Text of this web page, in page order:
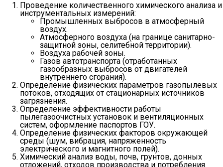
Проведение количественного химического анализа и
инструментальных измерений:
Промышленных выбросов в атмосферный
воздух.
Атмосферного воздуха (на границе санитарно-
защитной зоны, селитебной территории).
Воздуха рабочей зоны.
Газов автотранспорта (отработанных
газообразных выбросов от двигателей
внутреннего сгорания).
Определение физических параметров газопылевых
потоков, отходящих от стационарных источников
загрязнения.
Определение эффективности работы
пылегазоочистных установок и вентиляционных
систем, оформление паспортов ГОУ.
Определение физических факторов окружающей
среды (шум, вибрация, напряженность
электрического и магнитного полей).
Химический анализ воды, почв, грунтов, донных
отложений, отходов производства и потребления.